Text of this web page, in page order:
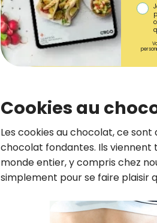
Cookies au
Les cookies au chocolat, ce
chocolat fondantes. Ils viennent
monde entier, y compris chez
simplement pour se faire plaisir